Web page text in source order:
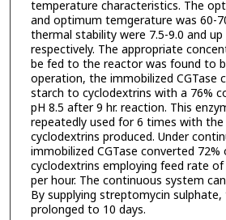
temperature characteristics. The
and optimum temgerature was 60-
thermal stability were 7.5-9.0 and up
respectively. The appropriate
be fed to the reactor was found to
operation, the immobilized CGTase
starch to cyclodextrins with a 76%
pH 8.5 after 9 hr. reaction. This
repeatedly used for 6 times with
cyclodextrins produced. Under
immobilized CGTase converted
cyclodextrins employing feed rate
per hour. The continuous system
By supplying streptomycin
prolonged to 10 days.